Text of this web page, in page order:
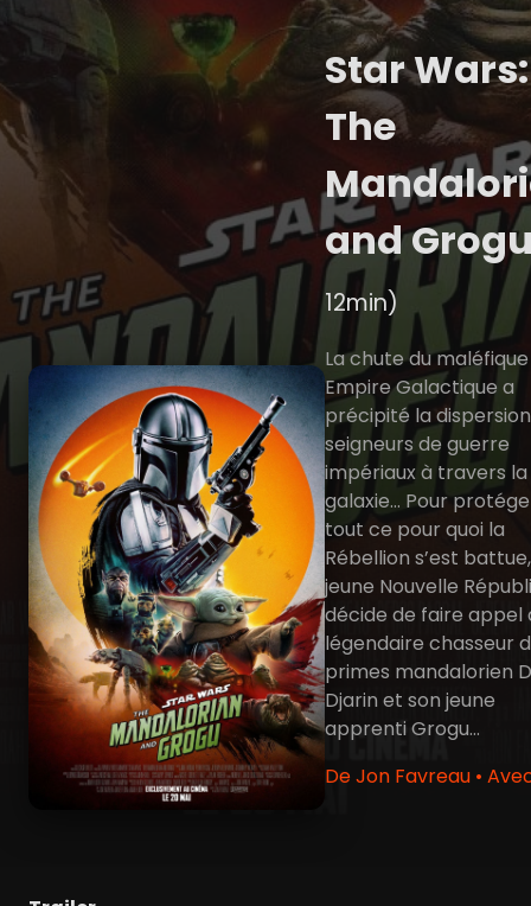
Star Wars:
The
and
12min)
La chute du maléfique
Empire Galactique a
précipité la
seigneurs de guerre
impériaux à travers la
galaxie… Pour
tout ce pour quoi la
Rébellion s’est
jeune Nouvelle
décide de faire appel
légendaire chasseur
primes mandalorien
Djarin et son jeune
apprenti Grogu…
De Jon Favreau •